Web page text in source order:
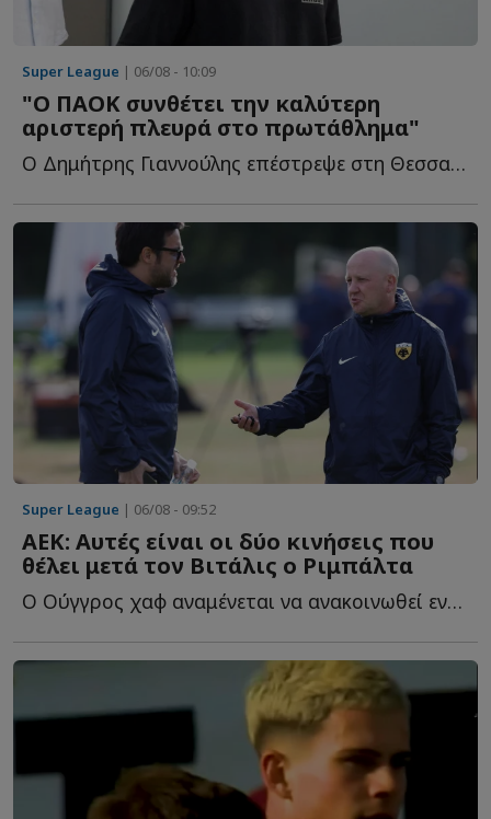
Super League | 06/08 - 10:09
"Ο ΠΑΟΚ συνθέτει την καλύτερη
αριστερή πλευρά στο πρωτάθλημα"
Ο Δημήτρης Γιαννούλης επέστρεψε στη Θεσσαλονίκη και ο...
Super League | 06/08 - 09:52
ΑΕΚ: Αυτές είναι οι δύο κινήσεις που
θέλει μετά τον Βιτάλις ο Ριμπάλτα
Ο Ούγγρος χαφ αναμένεται να ανακοινωθεί εντός της ημέρας, α...